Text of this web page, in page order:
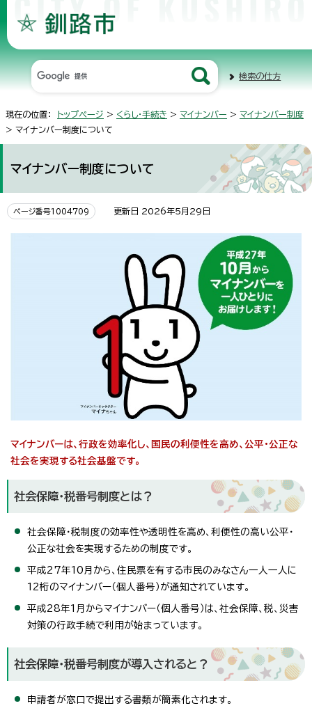
検索の仕方
現在の位置： トップページ > くらし・手続き > マイナンバー > マイナンバー制度
> マイナンバー制度について
マイナンバー制度について
ページ番号1004709 更新日 2026年5月29日
マイナンバーは、行政を効率化し、国民の利便性を高め、公平・公正な
社会を実現する社会基盤です。
社会保障・税番号制度とは？
社会保障・税制度の効率性や透明性を高め、利便性の高い公平・
公正な社会を実現するための制度です。
平成27年10月から、住民票を有する市民のみなさん一人一人に
12桁のマイナンバー（個人番号）が通知されています。
平成28年1月からマイナンバー（個人番号）は、社会保障、税、災害
対策の行政手続で利用が始まっています。
社会保障・税番号制度が導入されると？
申請者が窓口で提出する書類が簡素化されます。